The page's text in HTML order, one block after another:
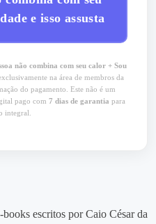
e isso assusta
não combina com seu calor + Sou
na área de membros da
do pagamento. Este não é um
pago com 7 dias de garantia para
integral.
escritos por Caio César da